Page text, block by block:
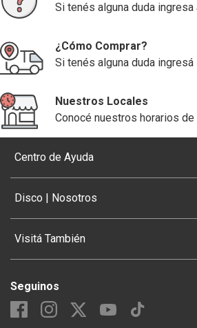
Si tenés alguna duda ingresa
¿Cómo Comprar?
Si tenés alguna duda ingresá
Nuestros Locales
Conocé nuestros horarios de
Centro de Ayuda
Disco | Nosotros
Visitá También
Seguinos